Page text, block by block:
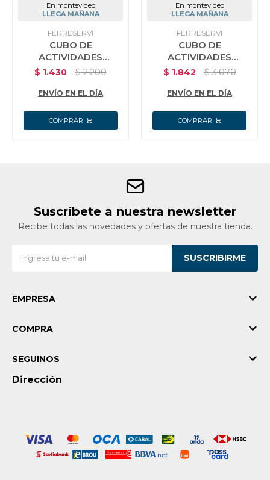
En montevideo
LLEGA MAÑANA
FERRESERVI
CUBO DE
ACTIVIDADES
INFANTIL 25 X 25 X
$ 1.430 $ 2.200
ENVÍO EN EL DÍA
En montevideo
LLEGA MAÑANA
FERRESERVI
CUBO DE
ACTIVIDADES
INFANTIL 30 X 29.5 X
$ 1.842 $ 3.070
ENVÍO EN EL DÍA
Suscríbete a nuestra newsletter
Recibe todas las novedades y ofertas de nuestra tienda.
SUSCRIBIRME
EMPRESA
COMPRA
Dirección
SEGUINOS